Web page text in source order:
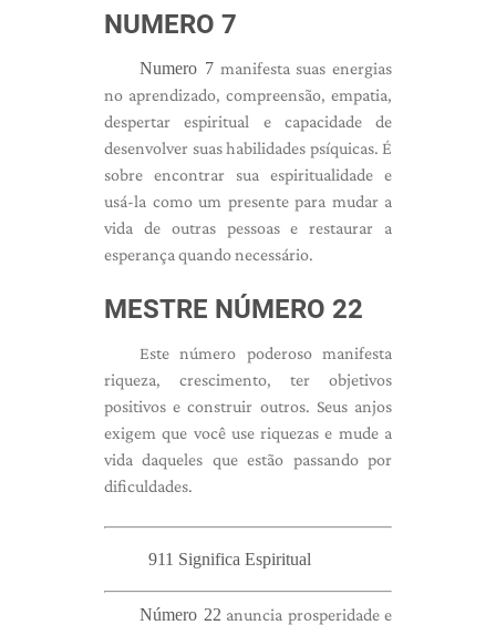
NUMERO 7
Numero 7manifesta suas energias
no aprendizado, compreensão, empatia,
despertar espiritual e capacidade de
desenvolver suas habilidades psíquicas. É
sobre encontrar sua espiritualidade e
usá-la como um presente para mudar a
vida de outras pessoas e restaurar a
esperança quando necessário.
MESTRE NÚMERO 22
Este número poderoso manifesta
riqueza, crescimento, ter objetivos
positivos e construir outros. Seus anjos
exigem que você use riquezas e mude a
vida daqueles que estão passando por
dificuldades.
911 Significa Espiritual
Número 22 anuncia prosperidade e